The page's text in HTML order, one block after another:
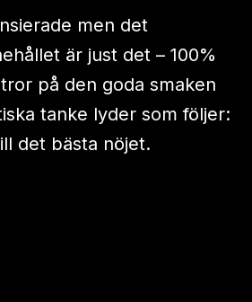
men det
är just det – 100%
på den goda smaken
tanke lyder som följer:
det bästa nöjet.